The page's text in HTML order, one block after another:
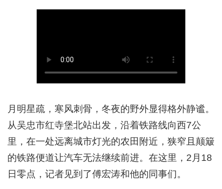
月明星疏，寒风刺骨，冬夜的野外显得格外静谧。
从吴忠市红寺堡北站出发，沿着铁路线向西7公
里，在一处远离城市灯光的农田附近，狭窄且颠簸
的铁路便道让汽车无法继续前进。在这里，2月18
日零点，记者见到了傅宏涛和他的同事们。